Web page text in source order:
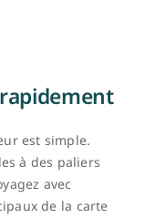
est simple.
à des paliers
avec
de la carte